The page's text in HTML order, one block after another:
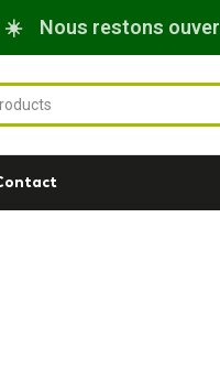
☀️ Nous restons